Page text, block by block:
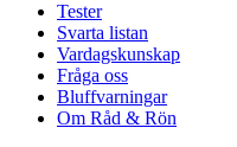
Tester
Svarta listan
Vardagskunskap
Fråga oss
Bluffvarningar
Om Råd & Rön